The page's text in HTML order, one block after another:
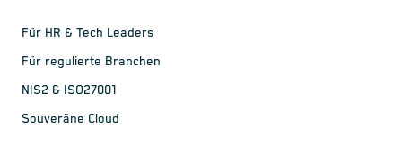
Für HR & Tech Leaders
Für regulierte Branchen
NIS2 & ISO27001
Souveräne Cloud